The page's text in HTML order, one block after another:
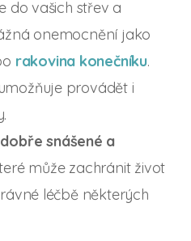
do vašich střev a
onemocnění jako
rakovina konečníku.
provádět i
dobře snášené a
může zachránit život
léčbě některých